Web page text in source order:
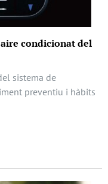
condicionat del
sistema de
preventiu i hàbits